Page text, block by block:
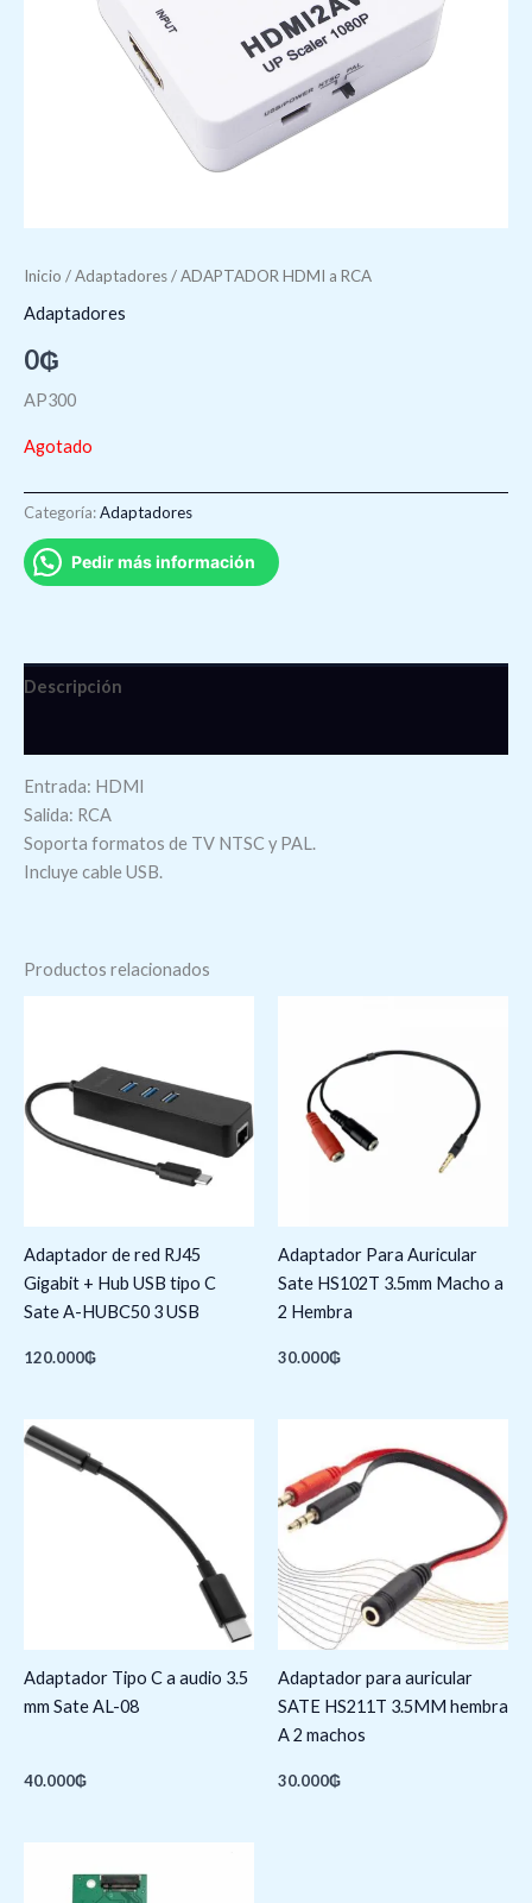
Inicio /Adaptadores/ ADAPTADOR HDMI a RCA
Adaptadores
0₲
AP300
Agotado
Categoría:Adaptadores
Pedir más información
Descripción
Entrada: HDMI
Salida: RCA
Soporta formatos de TV NTSC y PAL.
Incluye cable USB.
Productos relacionados
Adaptador de red RJ45
Gigabit + Hub USB tipo C
Sate A-HUBC50 3 USB
120.000₲
Adaptador Para Auricular
Sate HS102T 3.5mm Macho a
2 Hembra
30.000₲
Adaptador Tipo C a audio 3.5
mm Sate AL-08
40.000₲
Adaptador para auricular
SATE HS211T 3.5MM hembra
A 2 machos
30.000₲